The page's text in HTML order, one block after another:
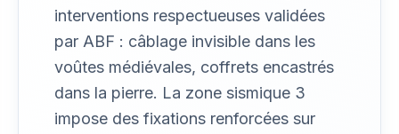
interventions respectueuses validées
par ABF : câblage invisible dans les
voûtes médiévales, coffrets encastrés
dans la pierre. La zone sismique 3
impose des fixations renforcées sur